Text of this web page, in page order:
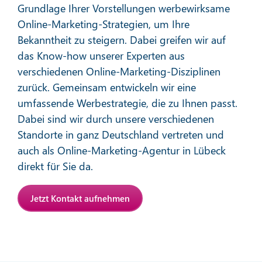
Affiliate-Marketing
Mehr erfahren
Grundlage Ihrer Vorstellungen werbewirksame
Online-Marketing-Strategien, um Ihre
Bekanntheit zu steigern. Dabei greifen wir auf
das Know-how unserer Experten aus
verschiedenen Online-Marketing-Disziplinen
zurück. Gemeinsam entwickeln wir eine
umfassende Werbestrategie, die zu Ihnen passt.
Dabei sind wir durch unsere verschiedenen
Standorte in ganz Deutschland vertreten und
auch als Online-Marketing-Agentur in Lübeck
direkt für Sie da.
Jetzt Kontakt aufnehmen